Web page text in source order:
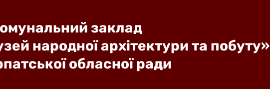
заклад
народної архітектури та побуту»
обласної ради